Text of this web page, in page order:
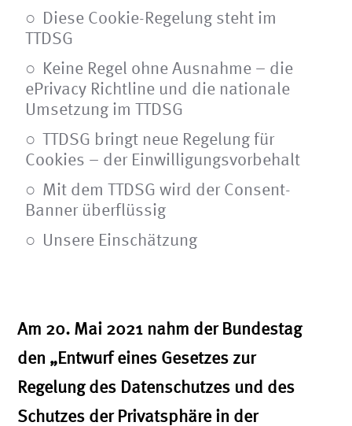
Diese Cookie-Regelung steht im
TTDSG
Keine Regel ohne Ausnahme – die
ePrivacy Richtline und die nationale
Umsetzung im TTDSG
TTDSG bringt neue Regelung für
Cookies – der Einwilligungsvorbehalt
Mit dem TTDSG wird der Consent-
Banner überflüssig
Unsere Einschätzung
Am 20. Mai 2021 nahm der Bundestag
den „Entwurf eines Gesetzes zur
Regelung des Datenschutzes und des
Schutzes der Privatsphäre in der